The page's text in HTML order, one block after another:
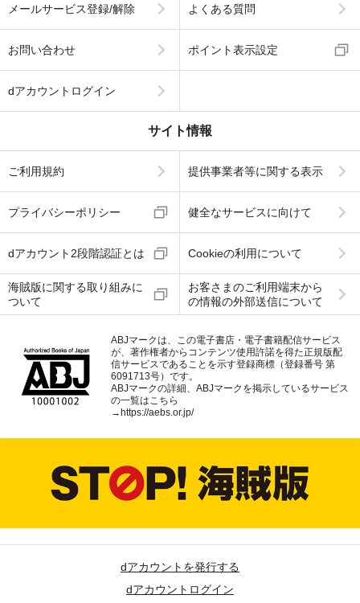
メールサービス登録/解除 よくある質問
お問い合わせ ポイント表示設定
dアカウントログイン
サイト情報
ご利用規約 提供事業者等に関する表示
プライバシーポリシー 健全なサービスに向けて
dアカウント2段階認証とは Cookieの利用について
海賊版に関する取り組みに
ついて
お客さまのご利用端末から
の情報の外部送信について
ABJマークは、この電子書店・電子書籍配信サービス
が、著作権者からコンテンツ使用許諾を得た正規版配
信サービスであることを示す登録商標（登録番号 第
6091713号）です。
ABJマークの詳細、ABJマークを掲示しているサービス
の一覧はこちら
→ https://aebs.or.jp/
dアカウントを発行する
dアカウントログイン